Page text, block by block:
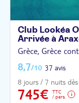
Club Lookéa
Arrivée à
Grèce, Grèce
8,7/10 37 avis
8 jours / 7 nuits dès
745€
TTC
/ pers.